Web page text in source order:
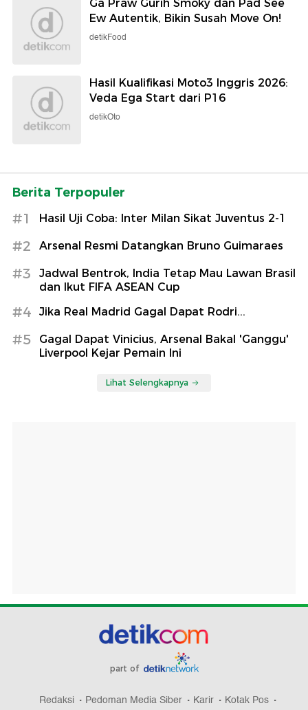
Ga Praw Gurih Smoky dan Pad See
Ew Autentik, Bikin Susah Move On!
detikFood
Hasil Kualifikasi Moto3 Inggris 2026:
Veda Ega Start dari P16
detikOto
Berita Terpopuler
#1 Hasil Uji Coba: Inter Milan Sikat Juventus 2-1
#2 Arsenal Resmi Datangkan Bruno Guimaraes
#3
Jadwal Bentrok, India Tetap Mau Lawan Brasil
dan Ikut FIFA ASEAN Cup
#4 Jika Real Madrid Gagal Dapat Rodri...
#5
Gagal Dapat Vinicius, Arsenal Bakal 'Ganggu'
Liverpool Kejar Pemain Ini
Lihat Selengkapnya
part of
Redaksi Pedoman Media Siber Karir Kotak Pos